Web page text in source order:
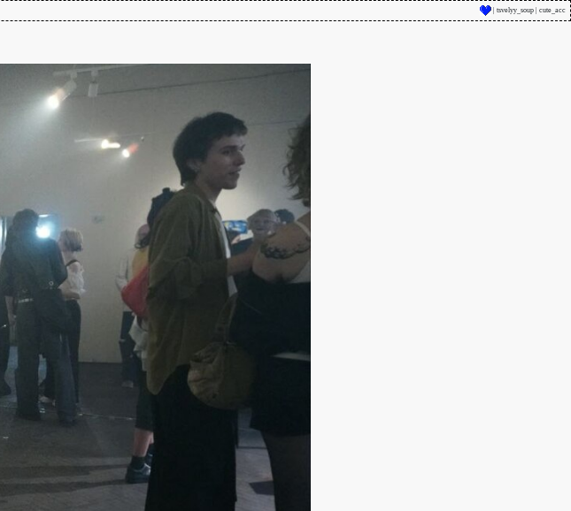
| tsvelyy_soup | cute_acc